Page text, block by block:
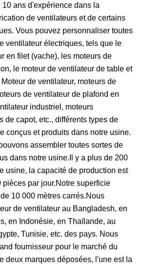
ans d'expérience dans la
de ventilateurs et de certains
Vous pouvez personnaliser toutes
ventilateur électriques, tels que le
en filet (vache), les moteurs de
le moteur de ventilateur de table et
de ventilateur, moteurs de
de ventilateur de plafond en
industriel, moteurs
de capot, etc., différents types de
conçus et produits dans notre usine.
assembler toutes sortes de
dans notre usine.Il y a plus de 200
usine, la capacité de production est
par jour.Notre superficie
10 000 mètres carrés.Nous
de ventilateur au Bangladesh, en
en Indonésie, en Thaïlande, au
Tunisie, etc. des pays. Nous
fournisseur pour le marché du
deux marques déposées, l'une est la